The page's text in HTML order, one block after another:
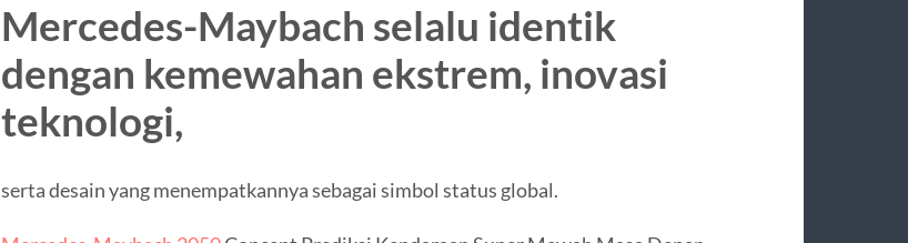
Mercedes-Maybach selalu identik
dengan kemewahan ekstrem, inovasi
teknologi,
serta desain yang menempatkannya sebagai simbol status global.